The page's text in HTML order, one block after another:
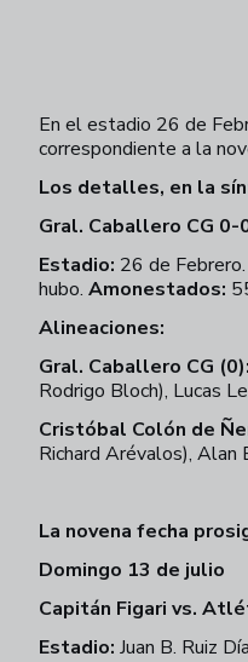
En el estadio 26 de
correspondiente a la
Los detalles, en la
Gral. Caballero CG
Estadio: 26 de Febrero.
hubo. Amonestados:
Alineaciones:
Gral. Caballero CG (0):
Rodrigo Bloch), Lucas
Cristóbal Colón de
Richard Arévalos),
La novena fecha
Domingo 13 de julio
Capitán Figari vs.
Estadio: Juan B. Ruiz